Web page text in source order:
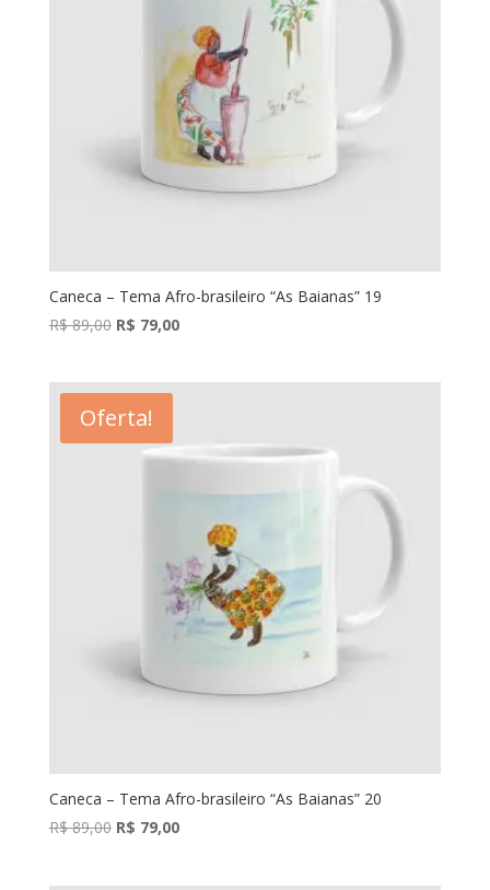
Caneca – Tema Afro-brasileiro “As Baianas” 19
R$89,00 O
era:
R$ 89,00.
R$ 79,00O
Oferta!
Caneca – Tema Afro-brasileiro “As Baianas” 20
R$89,00 O
R$ 79,00O